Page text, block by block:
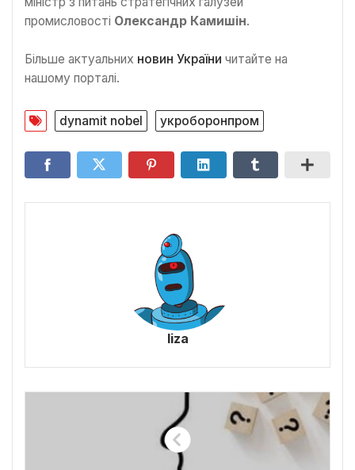
промисловості Олександр Камишін.
Більше актуальних новин України читайте на
нашому порталі.
dynamit nobel укроборонпром
liza